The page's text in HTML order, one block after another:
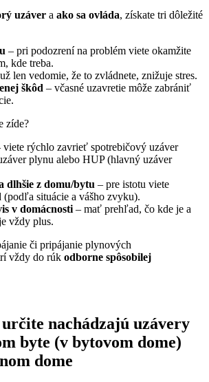
uzáver a ako sa ovláda, získate tri dôležité
– pri podozrení na problém viete okamžite
kde treba.
len vedomie, že to zvládnete, znižuje stres.
škôd – včasné uzavretie môže zabrániť
zíde?
viete rýchlo zavrieť spotrebičový uzáver
plynu alebo HUP (hlavný uzáver
dlhšie z domu/bytu – pre istotu viete
situácie a vášho zvyku).
v domácnosti – mať prehľad, čo kde je a
vždy plus.
či pripájanie plynových
vždy do rúk odborne spôsobilej
určite nachádzajú uzávery
byte (v bytovom dome)
dome